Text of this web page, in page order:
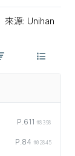
來源: Unihan
P.611 #8398
P.84 #02845